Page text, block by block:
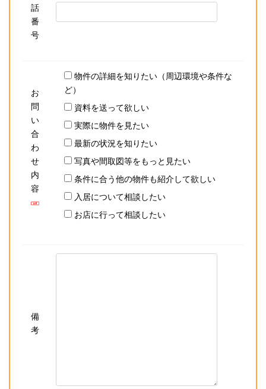
話
番
号
お
問
い
合
わ
せ
内
容
物件の詳細を知りたい（周辺環境や条件な
ど）
資料を送って欲しい
実際に物件を見たい
最新の状況を知りたい
写真や間取図等をもっと見たい
条件に合う他の物件も紹介して欲しい
入居について相談したい
お店に行って相談したい
備
考